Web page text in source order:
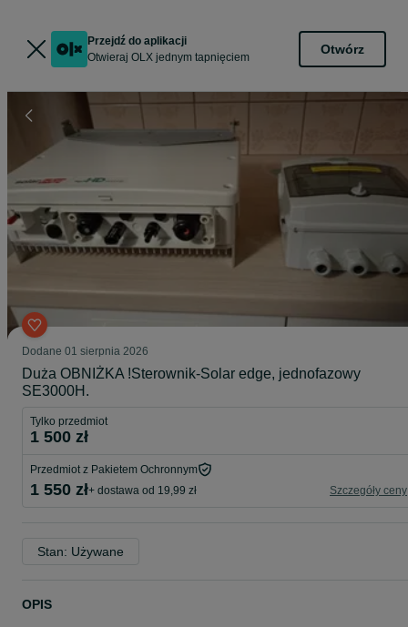
Przejdź do aplikacji
Otwieraj OLX jednym tapnięciem
Otwórz
Dodane 01 sierpnia 2026
Duża OBNIŻKA !Sterownik-Solar edge, jednofazowy
SE3000H.
Tylko przedmiot
1 500 zł
Przedmiot z Pakietem Ochronnym
1 550 zł+ dostawa od 19,99 zł Szczegóły ceny
Stan: Używane
OPIS